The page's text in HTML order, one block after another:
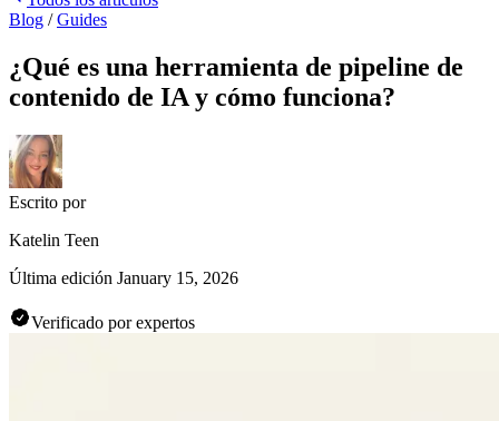
Blog /Guides
¿Qué es una herramienta de pipeline de
contenido de IA y cómo funciona?
Escrito por
Katelin Teen
Última edición January 15, 2026
Verificado por expertos